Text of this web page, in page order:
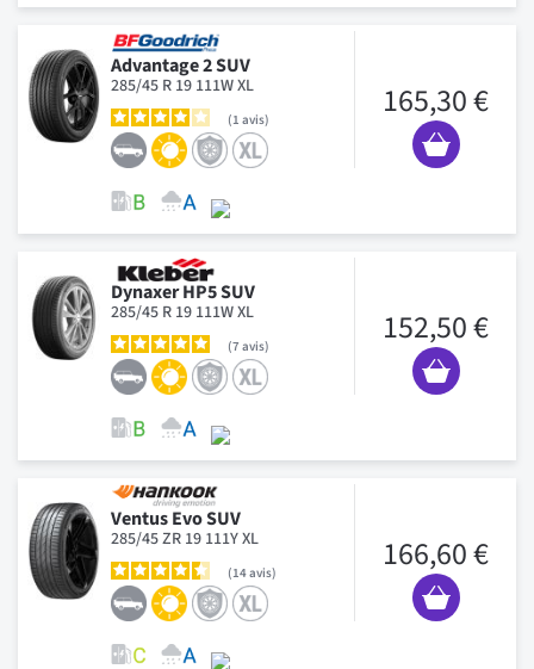
Advantage 2 SUV
285/45 R 19 111W XL
1 avis 165,30 €
Dynaxer HP5 SUV
285/45 R 19 111W XL
7 avis 152,50 €
Ventus Evo SUV
285/45 ZR 19 111Y XL
14avis 166,60 €